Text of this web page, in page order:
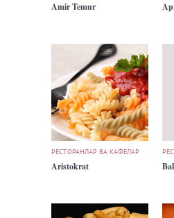
Amir Temur
РЕСТОРАНЛАР ВА КАФЕЛАР
Aristokrat